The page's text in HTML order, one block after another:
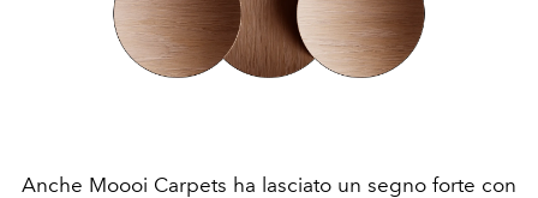
Anche Moooi Carpets ha lasciato un segno forte con